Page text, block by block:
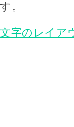
す。
文字のレイア